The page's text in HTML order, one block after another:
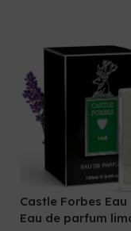
Castle Forbes
Eau de parfum